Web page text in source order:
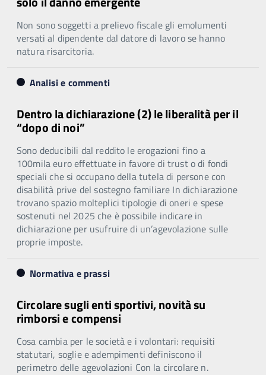
Non sono soggetti a prelievo fiscale gli emolumenti
versati al dipendente dal datore di lavoro se hanno
natura risarcitoria.
Analisi e commenti
Dentro la dichiarazione (2) le liberalità per il
“dopo di noi”
Sono deducibili dal reddito le erogazioni fino a
100mila euro effettuate in favore di trust o di fondi
speciali che si occupano della tutela di persone con
disabilità prive del sostegno familiare In dichiarazione
trovano spazio molteplici tipologie di oneri e spese
sostenuti nel 2025 che è possibile indicare in
dichiarazione per usufruire di un’agevolazione sulle
proprie imposte.
Normativa e prassi
Circolare sugli enti sportivi, novità su
rimborsi e compensi
Cosa cambia per le società e i volontari: requisiti
statutari, soglie e adempimenti definiscono il
perimetro delle agevolazioni Con la circolare n.